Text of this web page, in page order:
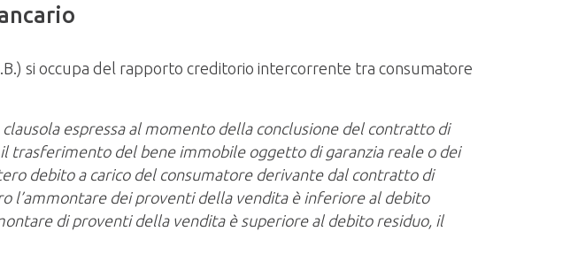
si occupa del rapporto creditorio intercorrente tra consumatore
espressa al momento della conclusione del contratto di
trasferimento del bene immobile oggetto di garanzia reale o dei
debito a carico del consumatore derivante dal contratto di
l’ammontare dei proventi della vendita è inferiore al debito
di proventi della vendita è superiore al debito residuo, il